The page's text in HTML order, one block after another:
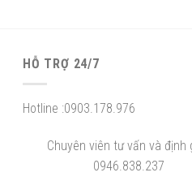
HỖ TRỢ 24/7
Hotline :0903.178.976
Chuyên viên tư vấn và định
0946.838.237